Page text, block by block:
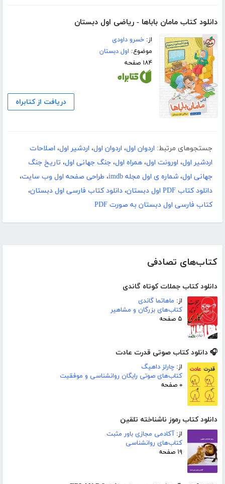
کتاب‌های تصادفی
دانلود کتاب جملات کوتاه گاندی
از: ماهاتما گاندی
کتاب‌های بزرگان و مشاهیر
۵ صفحه
🎧 دانلود کتاب صوتی قدرت عادت
از: چارلز داهیگ
کتاب‌های صوتی رایگان روانشناسی و موفقیت
۰ صفحه
دانلود کتاب رموز ناشناخته تلقین
از: آکادمی مجازی باور مثبت
کتاب‌های روانشناسی
۱۹ صفحه
دانلود کتاب مامان باباها - ریاضی اول دبستان
از:خسرو داودی
موضوع: اول دبستان
۱۸۴ صفحه
دریافت از کتابراه
جستجوهای مرتبط: اردوان اول، اردوان اول، اردشیر اول، اصلاحات
اردشیر اول، اورونت اول، همراه اول، جنگ جهانی اول، تاریخ جنگ
جهانی اول، شماره ی اول مجله imdb ، طراحی صفحه اول وب سایت،
دانلود کتاب PDF اول دبستان
، دانلود کتاب فارسی اول دبستان،
کتاب فارسی اول دبستان به صورت PDF